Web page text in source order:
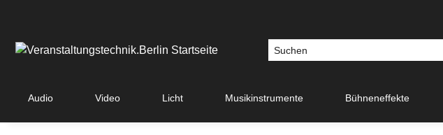
Audio Video Licht Musikinstrumente Bühneneffekte